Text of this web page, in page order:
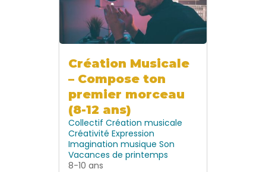
Création Musicale
– Compose ton
premier morceau
(8-12 ans)
Collectif Création musicale
Créativité Expression
Imagination musique Son
Vacances de printemps
8-10 ans